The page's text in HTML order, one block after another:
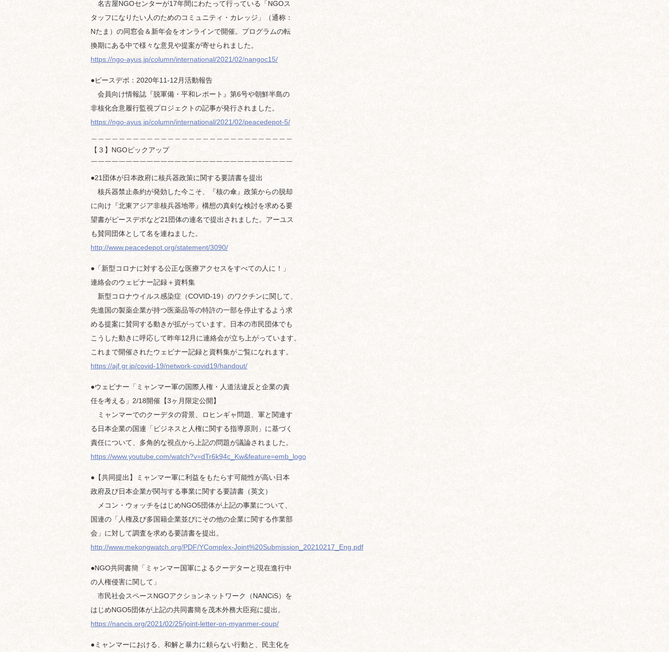
名古屋NGOセンターが17年間にわたって行っている「NGOス
タッフになりたい人のためのコミュニティ・カレッジ」（通称：
Nたま）の同窓会＆新年会をオンラインで開催。プログラムの転
換期にある中で様々な意見や提案が寄せられました。
https://ngo-ayus.jp/column/international/2021/02/nangoc15/
●ピースデポ：2020年11-12月活動報告
会員向け情報誌『脱軍備・平和レポート』第6号や朝鮮半島の
非核化合意履行監視プロジェクトの記事が発行されました。
https://ngo-ayus.jp/column/international/2021/02/peacedepot-5/
＿＿＿＿＿＿＿＿＿＿＿＿＿＿＿＿＿＿＿＿＿＿＿＿＿＿＿＿＿
【３】NGOピックアップ
￣￣￣￣￣￣￣￣￣￣￣￣￣￣￣￣￣￣￣￣￣￣￣￣￣￣￣￣￣
●21団体が日本政府に核兵器政策に関する要請書を提出
核兵器禁止条約が発効した今こそ、『核の傘』政策からの脱却
に向け『北東アジア非核兵器地帯』構想の真剣な検討を求める要
望書がピースデポなど21団体の連名で提出されました。アーユス
も賛同団体として名を連ねました。
http://www.peacedepot.org/statement/3090/
●「新型コロナに対する公正な医療アクセスをすべての人に！」
連絡会のウェビナー記録＋資料集
新型コロナウイルス感染症（COVID-19）のワクチンに関して、
先進国の製薬企業が持つ医薬品等の特許の一部を停止するよう求
める提案に賛同する動きが拡がっています。日本の市民団体でも
こうした動きに呼応して昨年12月に連絡会が立ち上がっています。
これまで開催されたウェビナー記録と資料集がご覧になれます。
https://ajf.gr.jp/covid-19/network-covid19/handout/
●ウェビナー「ミャンマー軍の国際人権・人道法違反と企業の責
任を考える」2/18開催【3ヶ月限定公開】
ミャンマーでのクーデタの背景、ロヒンギャ問題、軍と関連す
る日本企業の国連「ビジネスと人権に関する指導原則」に基づく
責任について、多角的な視点から上記の問題が議論されました。
https://www.youtube.com/watch?v=dTr6k94c_Kw&feature=emb_logo
●【共同提出】ミャンマー軍に利益をもたらす可能性が高い日本
政府及び日本企業が関与する事業に関する要請書（英文）
メコン・ウォッチをはじめNGO5団体が上記の事業について、
国連の「人権及び多国籍企業並びにその他の企業に関する作業部
会」に対して調査を求める要請書を提出。
http://www.mekongwatch.org/PDF/YComplex-Joint%20Submission_20210217_Eng.pdf
●NGO共同書簡「ミャンマー国軍によるクーデターと現在進行中
の人権侵害に関して」
市民社会スペースNGOアクションネットワーク（NANCiS）を
はじめNGO5団体が上記の共同書簡を茂木外務大臣宛に提出。
https://nancis.org/2021/02/25/joint-letter-on-myanmer-coup/
●ミャンマーにおける、和解と暴力に頼らない行動と、民主化を